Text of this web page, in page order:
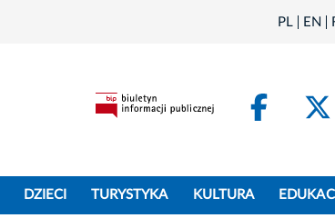
PL EN
DZIECI TURYSTYKA KULTURA